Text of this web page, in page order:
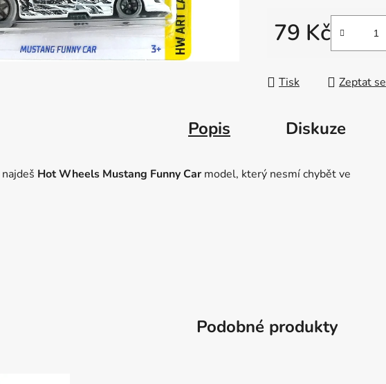
79 Kč
Měrná cena:
Tisk Zeptat se
Popis Diskuze
najdeš Hot Wheels Mustang Funny Car model, který nesmí chybět ve
Podobné produkty